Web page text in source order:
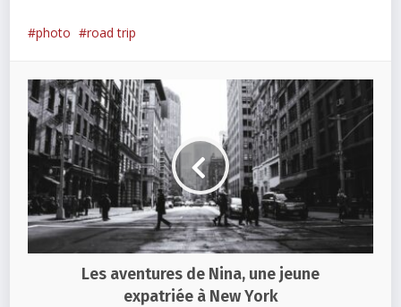
photo road trip
Les aventures de Nina, une jeune
expatriée à New York